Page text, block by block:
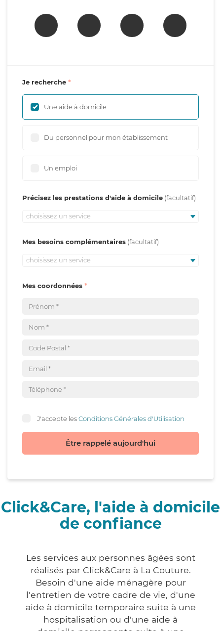
Je recherche
Une aide à domicile
Du personnel pour mon établissement
Un emploi
Précisez les prestations d'aide à domicile
choisissez un service
Mes besoins complémentaires
choisissez un service
Mes coordonnées
J'accepte lesConditions Générales d'Utilisation
Être rappelé aujourd'hui
Click&Care, l'aide à domicile
de confiance
Les services aux personnes âgées sont
réalisés par Click&Care à La Couture.
Besoin d'une aide ménagère pour
l'entretien de votre cadre de vie, d'une
aide à domicile temporaire suite à une
hospitalisation ou d'une aide à